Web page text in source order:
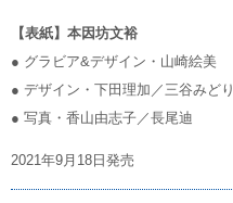
【表紙】本因坊文裕
● グラビア&デザイン・山崎絵美
● デザイン・下田理加／三谷みどり
● 写真・香山由志子／長尾迪
2021年9月18日発売